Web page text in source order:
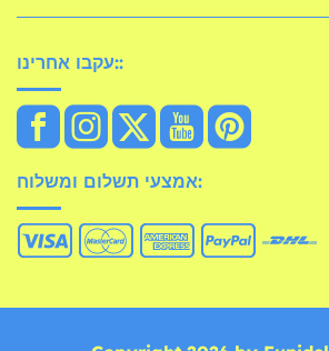
עקבו אחרינו::
אמצעי תשלום ומשלוח: